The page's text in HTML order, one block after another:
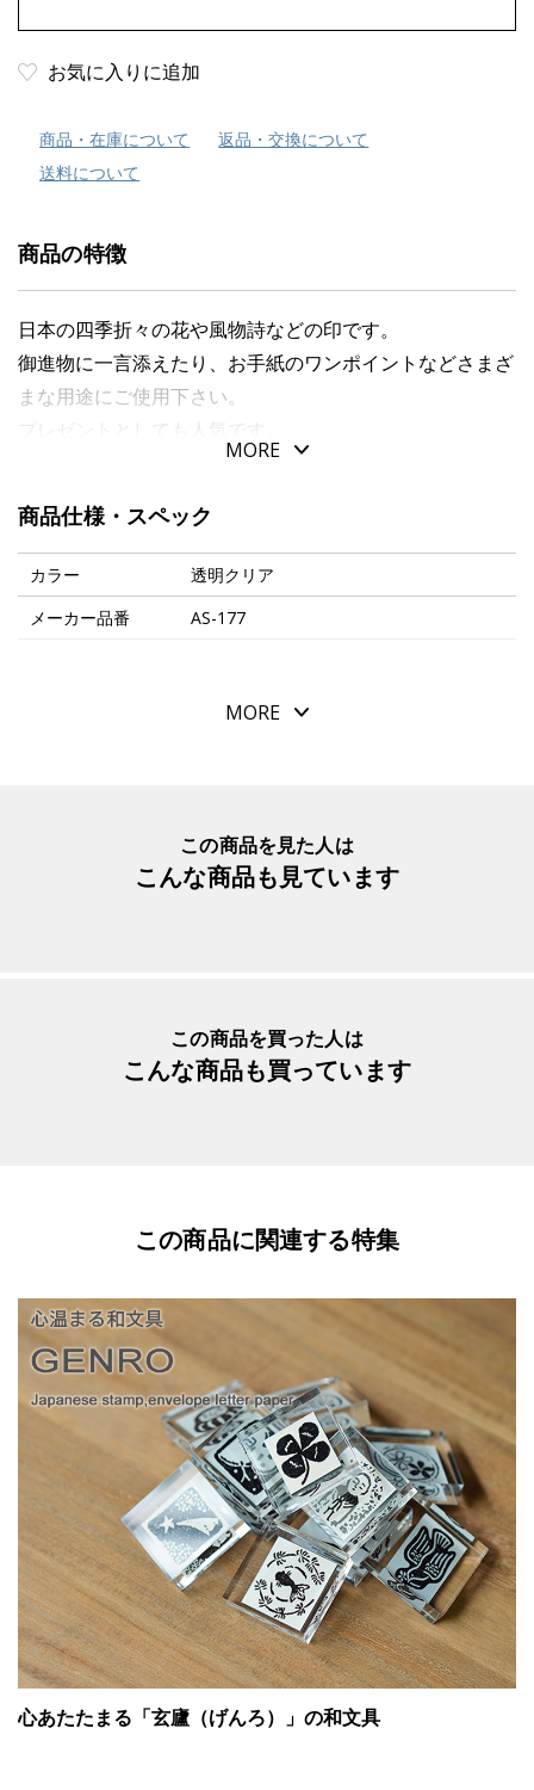
お気に入りに追加
商品・在庫について
返品・交換について
送料について
商品の特徴
日本の四季折々の花や風物詩などの印です。
御進物に一言添えたり、お手紙のワンポイントなどさまざ
まな用途にご使用下さい。
プレゼントとしても人気です。
インクパッドは別売りです。
MORE
商品仕様・スペック
カラー
透明クリア
メーカー品番
AS-177
MORE
この商品を見た人は
こんな商品も見ています
この商品を買った人は
こんな商品も買っています
この商品に関連する特集
心あたたまる「玄廬（げんろ）」の和文具